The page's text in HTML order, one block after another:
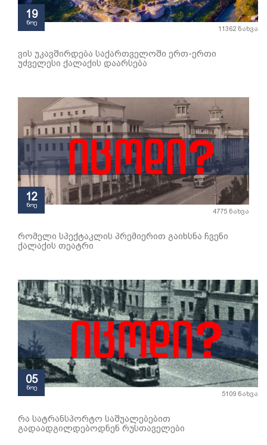
19
ნოე
11362 ნახვა
ვის უკავშირდება საქართველოში ერთ-ერთი
უძველესი ქალაქის დაარსება
12
ნოე
4775 ნახვა
რომელი სპექტაკლის პრემიერით გაიხსნა ჩვენი
ქალაქის თეატრი
05
ნოე
5109 ნახვა
რა სატრანსპორტო საშუალებებით
გადაადგილდებოდნენ რუსთაველები